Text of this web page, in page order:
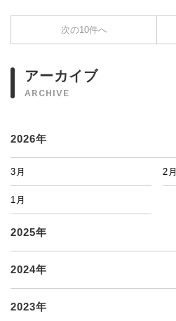
次の10件へ
アーカイブ
ARCHIVE
2026年
3月 2月
1月
2025年
2024年
2023年